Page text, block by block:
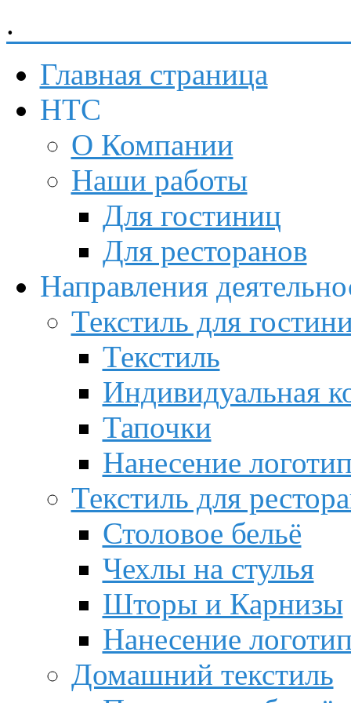
.
Главная страница
НТС
О Компании
Наши работы
Для гостиниц
Для ресторанов
Направления
Текстиль для
Текстиль
Индивидуальная
Тапочки
Нанесение
Текстиль для
Столовое бельё
Чехлы на стулья
Шторы и Карнизы
Нанесение
Домашний текстиль